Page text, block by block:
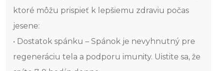
ktoré môžu prispieť k lepšiemu zdraviu počas
jesene:
• Dostatok spánku – Spánok je nevyhnutný pre
regeneráciu tela a podporu imunity. Uistite sa, že